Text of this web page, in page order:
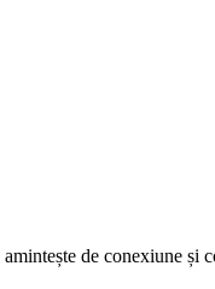
de conexiune și